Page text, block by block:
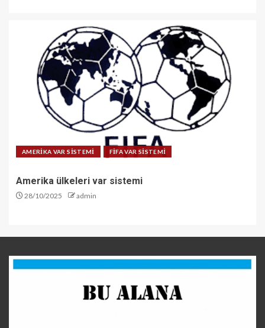
AMERİKA VAR SİSTEMİ FİFA VAR SİSTEMİ
Amerika ülkeleri var sistemi
28/10/2025 admin